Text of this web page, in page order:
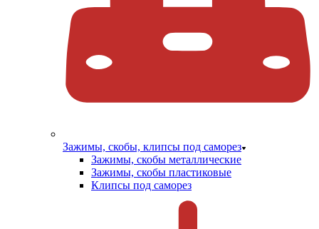
Зажимы, скобы, клипсы под саморез
Зажимы, скобы металлические
Зажимы, скобы пластиковые
Клипсы под саморез